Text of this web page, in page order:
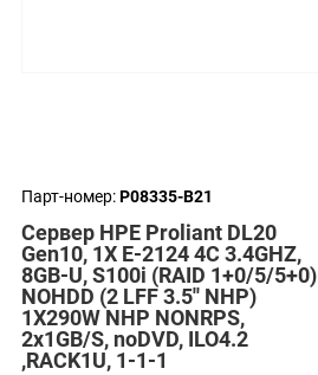
Парт-номер:P08335-B21
Сервер HPE Proliant DL20
Gen10, 1X E-2124 4C 3.4GHZ,
8GB-U, S100i (RAID 1+0/5/5+0)
NOHDD (2 LFF 3.5'' NHP)
1X290W NHP NONRPS,
2x1GB/S, noDVD, ILO4.2
,RACK1U, 1-1-1